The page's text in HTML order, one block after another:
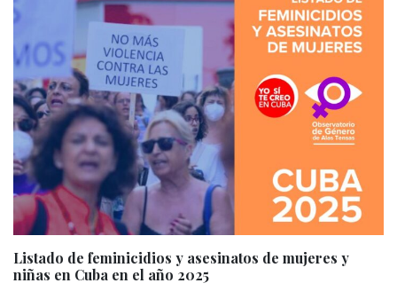
Listado de feminicidios y asesinatos de mujeres y
niñas en Cuba en el año 2025